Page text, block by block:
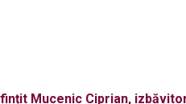
Mucenic Ciprian,